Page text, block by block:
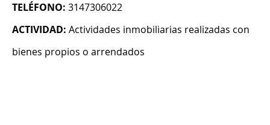
TELÉFONO: 3147306022
ACTIVIDAD: Actividades inmobiliarias realizadas con
bienes propios o arrendados